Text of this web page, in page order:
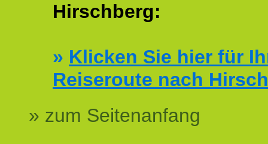
Hirschberg:
» Klicken Sie hier für
Reiseroute nach
» zum Seitenanfang